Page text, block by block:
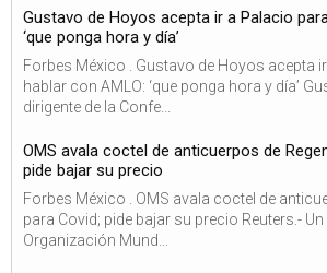
Gustavo de Hoyos acepta ir a Palacio
‘que ponga hora y día’
Forbes México . Gustavo de Hoyos acepta
hablar con AMLO: ‘que ponga hora y día’
dirigente de la Confe...
OMS avala coctel de anticuerpos de
pide bajar su precio
Forbes México . OMS avala coctel de
para Covid; pide bajar su precio Reuters.- Un
Organización Mund...